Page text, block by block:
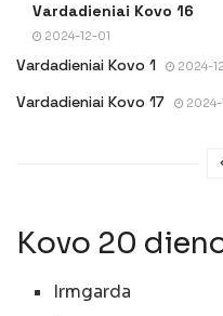
Vardadieniai Kovo 16
2024-12-01
Vardadieniai Kovo 1 2024-
Vardadieniai Kovo 17 2024-
Kovo 20
Irmgarda